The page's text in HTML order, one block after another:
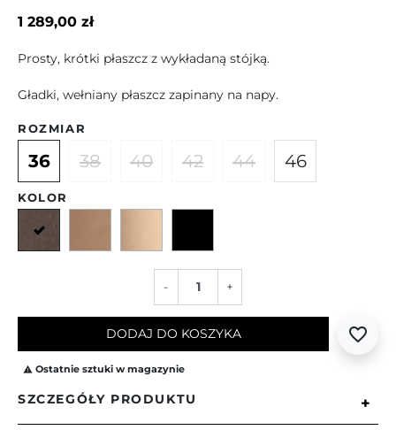
1 289,00 zł
Prosty, krótki płaszcz z wykładaną stójką.
Gładki, wełniany płaszcz zapinany na napy.
ROZMIAR
36 38 40 42 44 46
KOLOR
- +
DODAJ DO KOSZYKA favorite_border
 Ostatnie sztuki w magazynie
SZCZEGÓŁY PRODUKTU +